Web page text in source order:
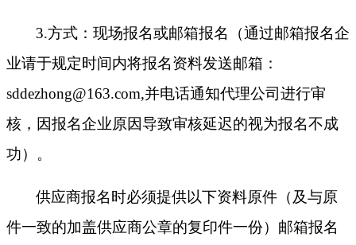
3.方式：现场报名或邮箱报名（通过邮箱报名企
业请于规定时间内将报名资料发送邮箱：
sddezhong@163.com,并电话通知代理公司进行审
核，因报名企业原因导致审核延迟的视为报名不成
功）。
供应商报名时必须提供以下资料原件（及与原
件一致的加盖供应商公章的复印件一份）邮箱报名